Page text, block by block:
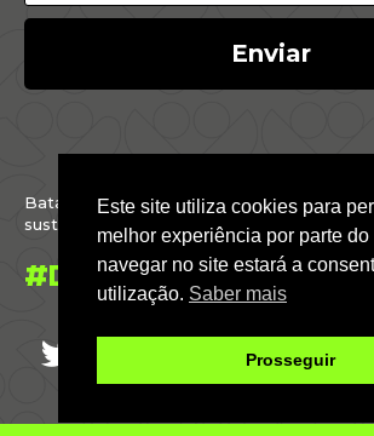
Batalhamos por um Brasil justo, inclusivo,
sustentável e conectado com o mundo.
#DáParaFazer
Enviar
Este site utiliza cookies para
melhor experiência por parte
navegar no site estará a
utilização. Saber mais
Prosseguir